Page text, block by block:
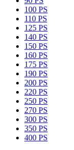
100 PS
110 PS
125 PS
140 PS
150 PS
160 PS
175 PS
190 PS
200 PS
220 PS
250 PS
270 PS
300 PS
350 PS
400 PS